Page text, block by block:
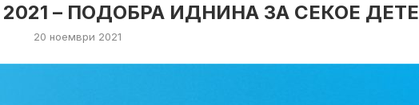
– ПОДОБРА ИДНИНА ЗА СЕКОЕ ДЕТЕ
20 ноември 2021